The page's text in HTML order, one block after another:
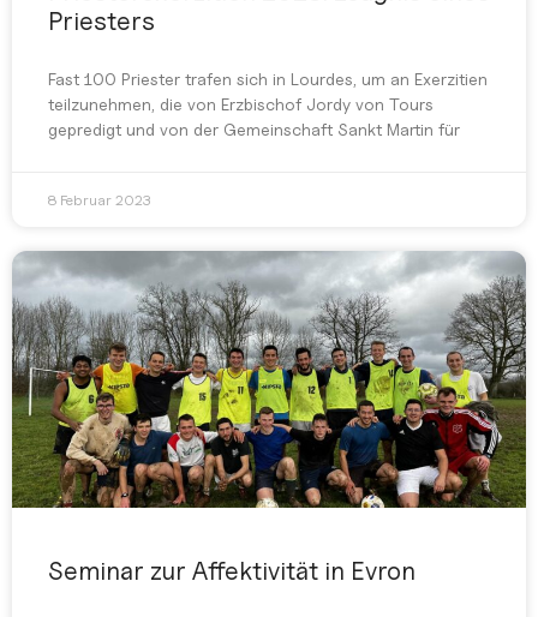
Priesters
Fast 100 Priester trafen sich in Lourdes, um an Exerzitien
teilzunehmen, die von Erzbischof Jordy von Tours
gepredigt und von der Gemeinschaft Sankt Martin für
8 Februar 2023
Seminar zur Affektivität in Evron